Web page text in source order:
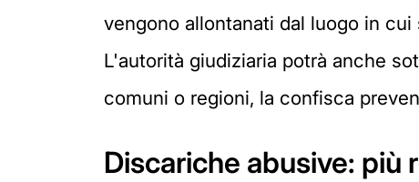
vengono allontanati dal luogo in
L'autorità giudiziaria potrà anche
comuni o regioni, la confisca
Discariche abusive: più